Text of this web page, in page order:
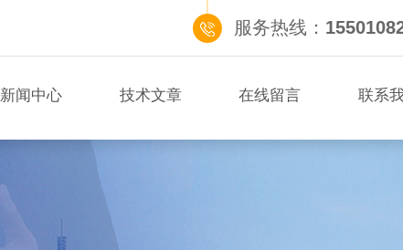
服务热线：
新闻中心 技术文章 在线留言 联系